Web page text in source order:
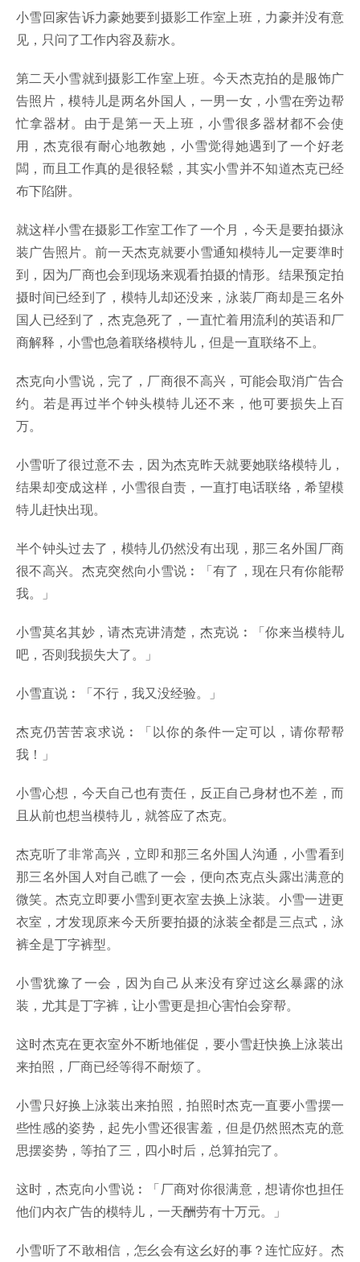
小雪回家告诉力豪她要到摄影工作室上班，力豪并没有意
见，只问了工作内容及薪水。
第二天小雪就到摄影工作室上班。今天杰克拍的是服饰广
告照片，模特儿是两名外国人，一男一女，小雪在旁边帮
忙拿器材。由于是第一天上班，小雪很多器材都不会使
用，杰克很有耐心地教她，小雪觉得她遇到了一个好老
闆，而且工作真的是很轻鬆，其实小雪并不知道杰克已经
布下陷阱。
就这样小雪在摄影工作室工作了一个月，今天是要拍摄泳
装广告照片。前一天杰克就要小雪通知模特儿一定要準时
到，因为厂商也会到现场来观看拍摄的情形。结果预定拍
摄时间已经到了，模特儿却还没来，泳装厂商却是三名外
国人已经到了，杰克急死了，一直忙着用流利的英语和厂
商解释，小雪也急着联络模特儿，但是一直联络不上。
杰克向小雪说，完了，厂商很不高兴，可能会取消广告合
约。若是再过半个钟头模特儿还不来，他可要损失上百
万。
小雪听了很过意不去，因为杰克昨天就要她联络模特儿，
结果却变成这样，小雪很自责，一直打电话联络，希望模
特儿赶快出现。
半个钟头过去了，模特儿仍然没有出现，那三名外国厂商
很不高兴。杰克突然向小雪说︰「有了，现在只有你能帮
我。」
小雪莫名其妙，请杰克讲清楚，杰克说︰「你来当模特儿
吧，否则我损失大了。」
小雪直说︰「不行，我又没经验。」
杰克仍苦苦哀求说︰「以你的条件一定可以，请你帮帮
我！」
小雪心想，今天自己也有责任，反正自己身材也不差，而
且从前也想当模特儿，就答应了杰克。
杰克听了非常高兴，立即和那三名外国人沟通，小雪看到
那三名外国人对自己瞧了一会，便向杰克点头露出满意的
微笑。杰克立即要小雪到更衣室去换上泳装。小雪一进更
衣室，才发现原来今天所要拍摄的泳装全都是三点式，泳
裤全是丁字裤型。
小雪犹豫了一会，因为自己从来没有穿过这幺暴露的泳
装，尤其是丁字裤，让小雪更是担心害怕会穿帮。
这时杰克在更衣室外不断地催促，要小雪赶快换上泳装出
来拍照，厂商已经等得不耐烦了。
小雪只好换上泳装出来拍照，拍照时杰克一直要小雪摆一
些性感的姿势，起先小雪还很害羞，但是仍然照杰克的意
思摆姿势，等拍了三，四小时后，总算拍完了。
这时，杰克向小雪说︰「厂商对你很满意，想请你也担任
他们内衣广告的模特儿，一天酬劳有十万元。」
小雪听了不敢相信，怎幺会有这幺好的事？连忙应好。杰